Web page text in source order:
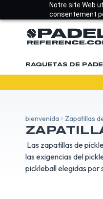
Notre site Web
consentement
RAQUETAS DE
bienvenida Zapatillas
Las zapatillas de
las exigencias del
pickleball elegidas por